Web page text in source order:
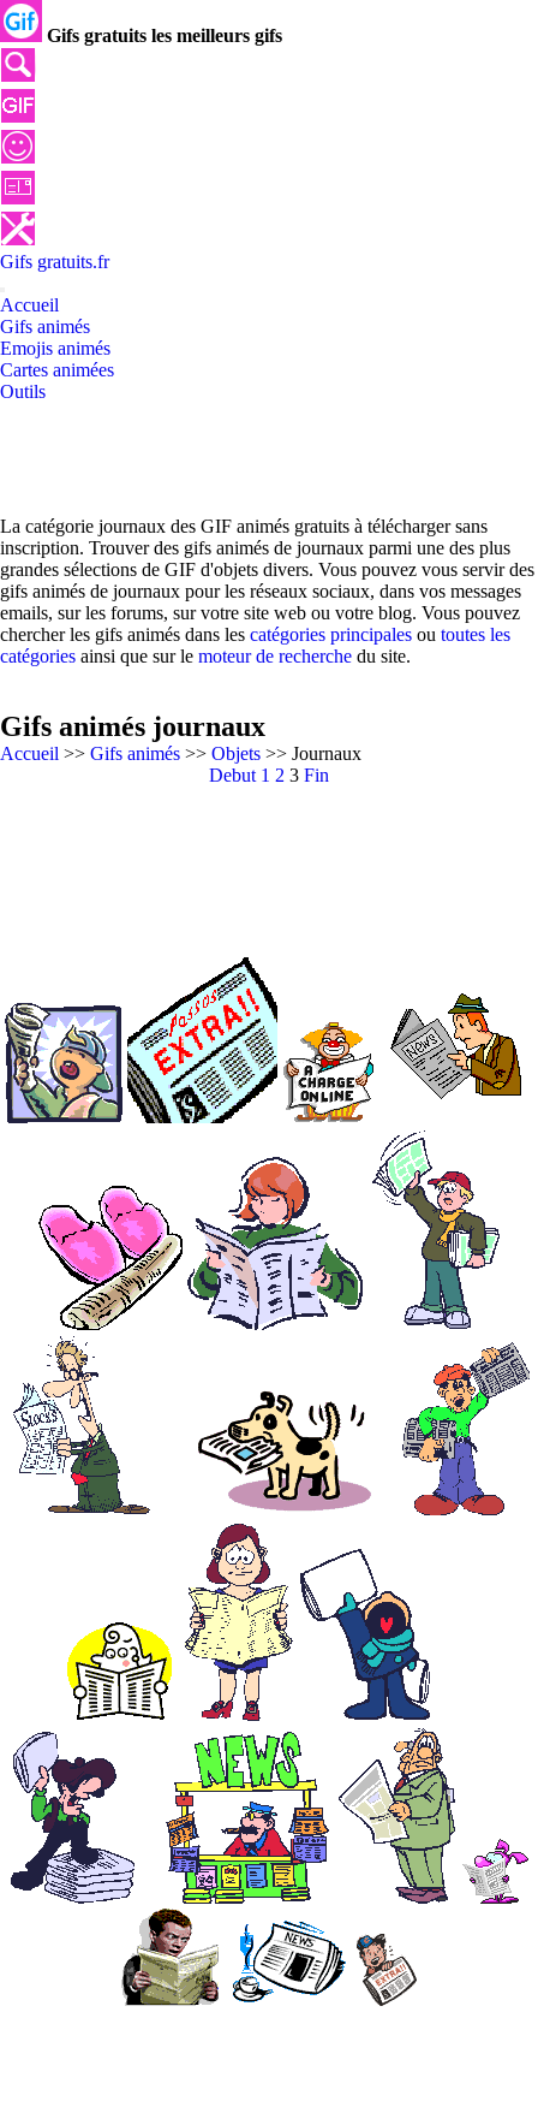
Gifs gratuits les meilleurs gifs
Gifs gratuits.fr
Accueil
Gifs animés
Emojis animés
Cartes animées
Outils
La catégorie journaux des GIF animés gratuits à télécharger sans
inscription. Trouver des gifs animés de journaux parmi une des plus
grandes sélections de GIF d'objets divers. Vous pouvez vous servir des
gifs animés de journaux pour les réseaux sociaux, dans vos messages
emails, sur les forums, sur votre site web ou votre blog. Vous pouvez
chercher les gifs animés dans les catégories principales ou toutes les
catégories ainsi que sur le moteur de recherche du site.
Gifs animés journaux
Accueil >> Gifs animés >> Objets >> Journaux
Debut 1 2 3 Fin